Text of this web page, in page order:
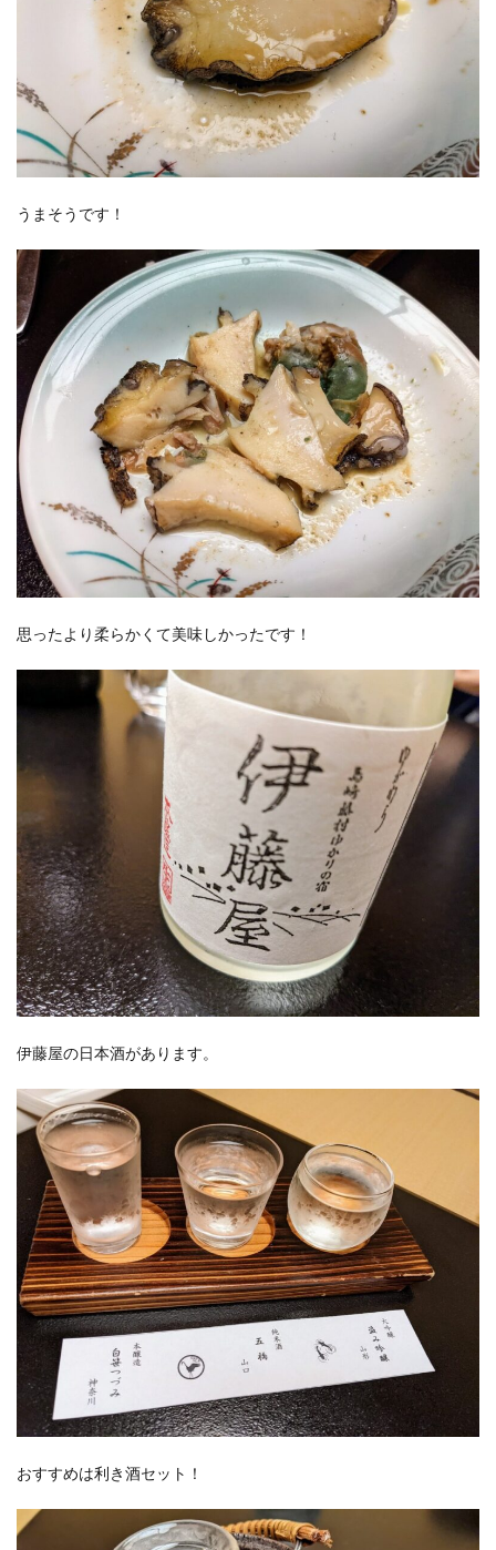
うまそうです！
思ったより柔らかくて美味しかったです！
伊藤屋の日本酒があります。
おすすめは利き酒セット！